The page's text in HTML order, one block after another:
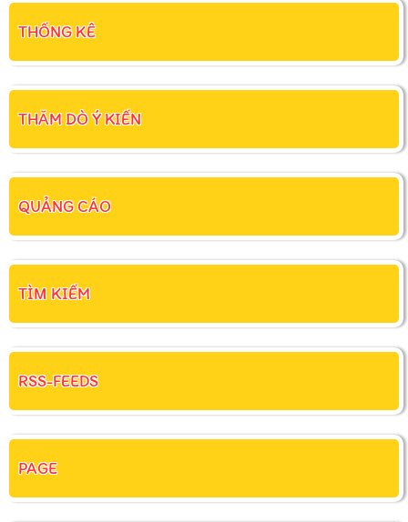
THỐNG KÊ
THĂM DÒ Ý KIẾN
QUẢNG CÁO
TÌM KIẾM
RSS-FEEDS
PAGE